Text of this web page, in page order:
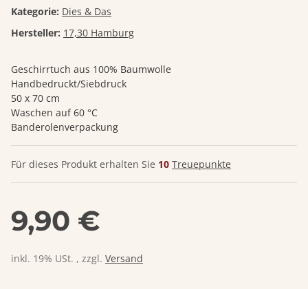
Kategorie: Dies & Das
Hersteller: 17,30 Hamburg
Geschirrtuch aus 100% Baumwolle
Handbedruckt/Siebdruck
50 x 70 cm
Waschen auf 60 °C
Banderolenverpackung
Für dieses Produkt erhalten Sie 10 Treuepunkte
9,90 €
inkl. 19% USt. , zzgl. Versand